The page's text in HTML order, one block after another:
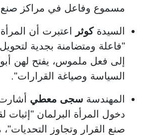
مسموع وفاعل في مراكز صنع
السيدةكوثر
اعتبرت أن
"فاعلة ومتضامنة بجدية
إلى فعل ملموس، يفتح لهن
السياسة وصياغة القرارات".
المهندسة سجى معطي
دخول المرأة البرلمان "إثبات
صنع القرار وتجاوز